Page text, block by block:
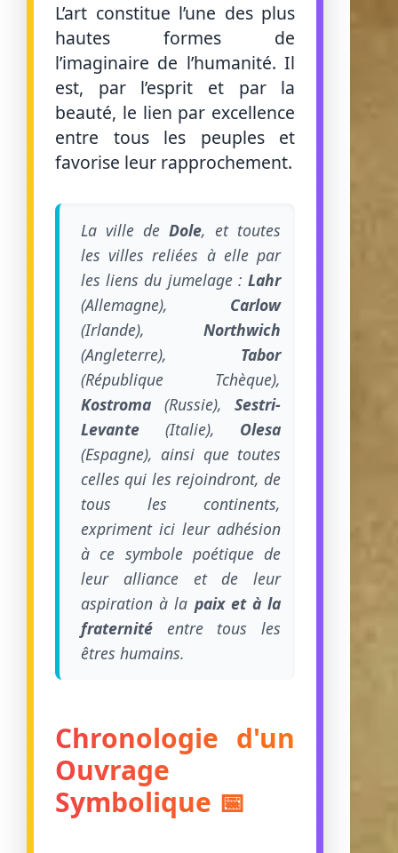
L’art constitue l’une des plus
hautes formes de
l’imaginaire de l’humanité. Il
est, par l’esprit et par la
beauté, le lien par excellence
entre tous les peuples et
favorise leur rapprochement.
La ville deDole, et toutes
les villes reliées à elle par
les liens du jumelage :Lahr
(Allemagne), Carlow
(Irlande),Northwich
(Angleterre), Tabor
(République Tchèque),
Kostroma (Russie),Sestri-
Levante (Italie), Olesa
(Espagne), ainsi que toutes
celles qui les rejoindront, de
tous les continents,
expriment ici leur adhésion
à ce symbole poétique de
leur alliance et de leur
aspiration à la paix et à la
fraternité entre tous les
êtres humains.
Chronologie d'un
Ouvrage
Symbolique 📅